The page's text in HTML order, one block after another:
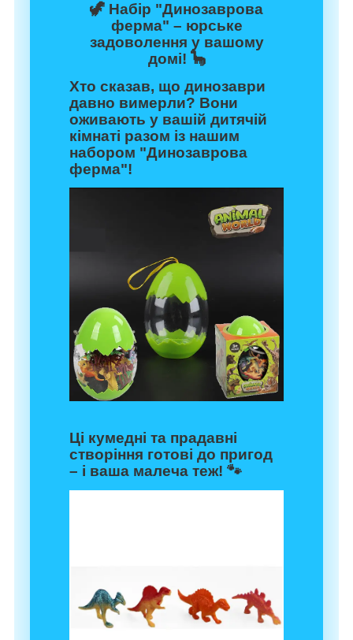
🦖 Набір "Динозаврова
ферма" – юрське
задоволення у вашому
домі! 🦕
Хто сказав, що динозаври
давно вимерли? Вони
оживають у вашій дитячій
кімнаті разом із нашим
набором "Динозаврова
ферма"!
Ці кумедні та прадавні
створіння готові до пригод
– і ваша малеча теж! 🐾